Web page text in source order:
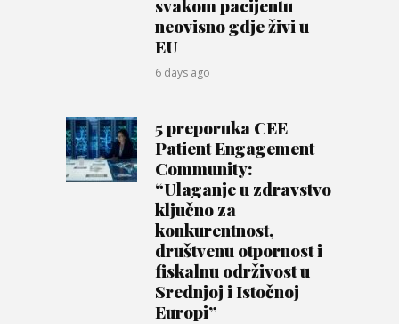
svakom pacijentu
neovisno gdje živi u
EU
6 days ago
5 preporuka CEE
Patient Engagement
Community:
“Ulaganje u zdravstvo
ključno za
konkurentnost,
društvenu otpornost i
fiskalnu održivost u
Srednjoj i Istočnoj
Europi”